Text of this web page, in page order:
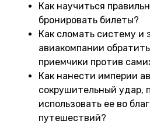
Как научиться
бронировать билеты?
Как сломать систему и
авиакомпании
приемчики против
Как нанести империи
сокрушительный удар,
использовать ее во
путешествий?